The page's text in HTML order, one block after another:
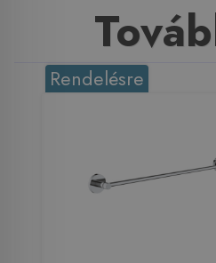
Rendelésre